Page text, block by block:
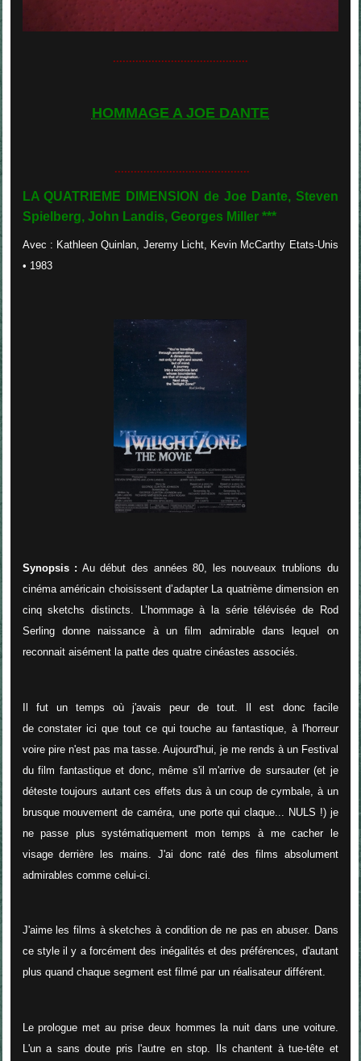
..........................................
HOMMAGE A JOE DANTE
..........................................
LA QUATRIEME DIMENSION de Joe Dante, Steven
Spielberg, John Landis, Georges Miller***
Avec : Kathleen Quinlan, Jeremy Licht, Kevin McCarthy Etats-Unis
• 1983
Synopsis : Au début des années 80, les nouveaux trublions du
cinéma américain choisissent d’adapter La quatrième dimension en
cinq sketchs distincts. L’hommage à la série télévisée de Rod
Serling donne naissance à un film admirable dans lequel on
reconnait aisément la patte des quatre cinéastes associés.
Il fut un temps où j'avais peur de tout. Il est donc facile
de constater ici que tout ce qui touche au fantastique, à l'horreur
voire pire n'est pas ma tasse. Aujourd'hui, je me rends à un Festival
du film fantastique et donc, même s'il m'arrive de sursauter (et je
déteste toujours autant ces effets dus à un coup de cymbale, à un
brusque mouvement de caméra, une porte qui claque... NULS !) je
ne passe plus systématiquement mon temps à me cacher le
visage derrière les mains. J'ai donc raté des films absolument
admirables comme celui-ci.
J'aime les films à sketches à condition de ne pas en abuser. Dans
ce style il y a forcément des inégalités et des préférences, d'autant
plus quand chaque segment est filmé par un réalisateur différent.
Le prologue met au prise deux hommes la nuit dans une voiture.
L'un a sans doute pris l'autre en stop. Ils chantent à tue-tête et